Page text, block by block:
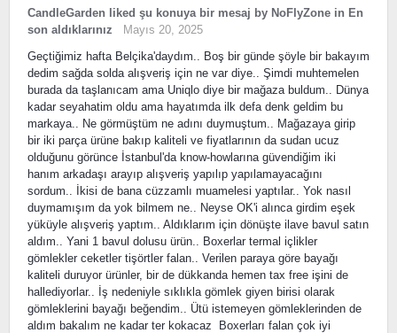
CandleGarden liked şu konuya bir mesaj by NoFlyZone in En
son aldıklarınız
Mayıs 20, 2025
Geçtiğimiz hafta Belçika'daydım.. Boş bir günde şöyle bir bakayım
dedim sağda solda alışveriş için ne var diye.. Şimdi muhtemelen
burada da taşlanıcam ama Uniqlo diye bir mağaza buldum.. Dünya
kadar seyahatim oldu ama hayatımda ilk defa denk geldim bu
markaya.. Ne görmüştüm ne adını duymuştum.. Mağazaya girip
bir iki parça ürüne bakıp kaliteli ve fiyatlarının da sudan ucuz
olduğunu görünce İstanbul'da know-howlarına güvendiğim iki
hanım arkadaşı arayıp alışveriş yapılıp yapılamayacağını
sordum.. İkisi de bana cüzzamlı muamelesi yaptılar.. Yok nasıl
duymamışım da yok bilmem ne.. Neyse OK'i alınca girdim eşek
yüküyle alışveriş yaptım.. Aldıklarım için dönüşte ilave bavul satın
aldım.. Yani 1 bavul dolusu ürün.. Boxerlar termal içlikler
gömlekler ceketler tişörtler falan.. Verilen paraya göre bayağı
kaliteli duruyor ürünler, bir de dükkanda hemen tax free işini de
hallediyorlar.. İş nedeniyle sıklıkla gömlek giyen birisi olarak
gömleklerini bayağı beğendim.. Ütü istemeyen gömleklerinden de
aldım bakalım ne kadar ter kokacaz Boxerları falan çok iyi